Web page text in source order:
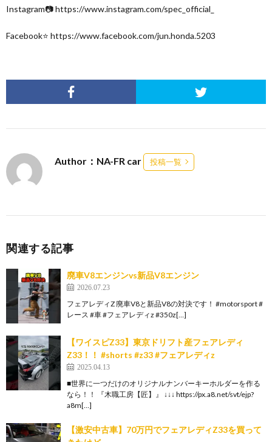
Instagram📷 https://www.instagram.com/spec_official_
Facebook⭐ https://www.facebook.com/jun.honda.5203
Author：NA-FR car 投稿一覧
関連する記事
廃車V8エンジンvs新品V8エンジン
2026.07.23
フェアレディZ 廃車V8と新品V8の対決です！ #motorsport #
レース #車 #フェアレディz #350z[…]
【ワイスピZ33】東京ドリフト産フェアレディ
Z33！！ #shorts #z33 #フェアレディz
2025.04.13
■世界に一つだけのオリジナルナンバーキーホルダーを作る
なら！！ 『木職工房【匠】』 ↓↓↓ https://px.a8.net/svt/ejp?
a8m[…]
【激安中古車】70万円でフェアレディZ33を買って